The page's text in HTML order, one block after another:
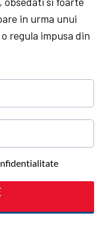
in urma unui
regula impusa din